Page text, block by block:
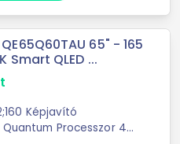
65" - 165
Smart QLED ...
Képjavító
Processzor 4K